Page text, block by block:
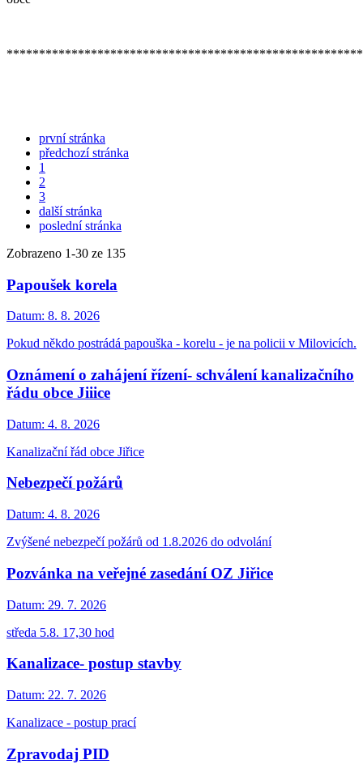
první stránka
předchozí stránka
1
2
3
další stránka
poslední stránka
Zobrazeno 1-30 ze 135
Papoušek korela
Datum: 8. 8. 2026
Pokud někdo postrádá papouška - korelu - je na policii v Milovicích.
Oznámení o zahájení řízení- schválení kanalizačního
řádu obce Jiiice
Datum: 4. 8. 2026
Kanalizační řád obce Jiřice
Nebezpečí požárů
Datum: 4. 8. 2026
Zvýšené nebezpečí požárů od 1.8.2026 do odvolání
Pozvánka na veřejné zasedání OZ Jiřice
Datum: 29. 7. 2026
středa 5.8. 17,30 hod
Kanalizace- postup stavby
Datum: 22. 7. 2026
Kanalizace - postup prací
Zpravodaj PID